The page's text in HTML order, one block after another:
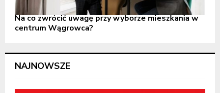
Na co zwrócić uwagę przy wyborze mieszkania w
centrum Wągrowca?
NAJNOWSZE